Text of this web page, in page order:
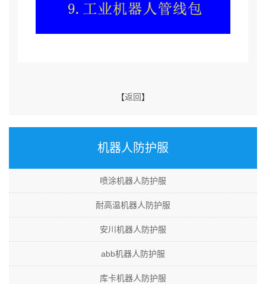
【返回】
机器人防护服
喷涂机器人防护服
耐高温机器人防护服
安川机器人防护服
abb机器人防护服
库卡机器人防护服